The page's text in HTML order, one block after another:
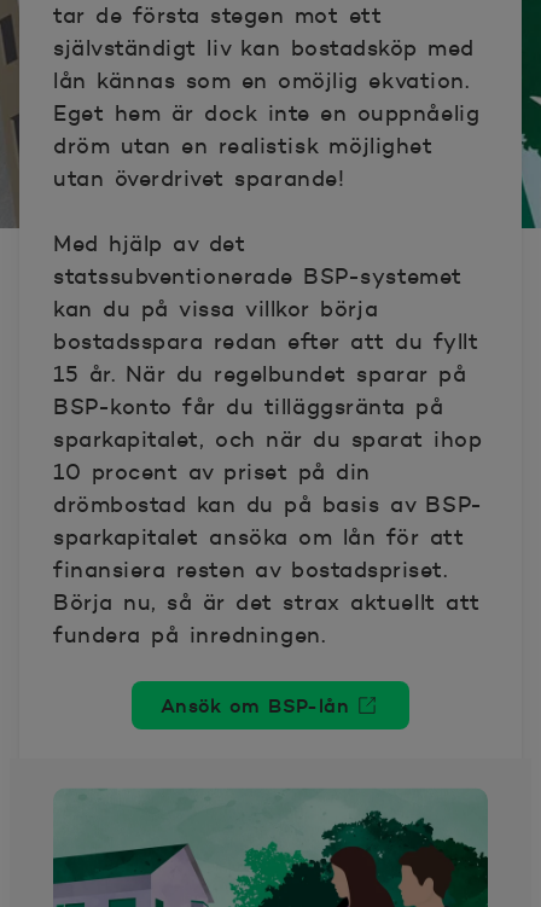
tar de första stegen mot ett
självständigt liv kan bostadsköp med
lån kännas som en omöjlig ekvation.
Eget hem är dock inte en ouppnåelig
dröm utan en realistisk möjlighet
utan överdrivet sparande!
Med hjälp av det
statssubventionerade BSP-systemet
kan du på vissa villkor börja
bostadsspara redan efter att du fyllt
15 år. När du regelbundet sparar på
BSP-konto får du tilläggsränta på
sparkapitalet, och när du sparat ihop
10 procent av priset på din
drömbostad kan du på basis av BSP-
sparkapitalet ansöka om lån för att
finansiera resten av bostadspriset.
Börja nu, så är det strax aktuellt att
fundera på inredningen.
Ansök om BSP-lån
Öppnas i nytt fönster